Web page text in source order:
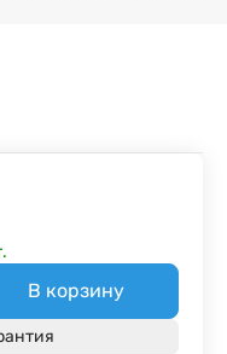
В корзину